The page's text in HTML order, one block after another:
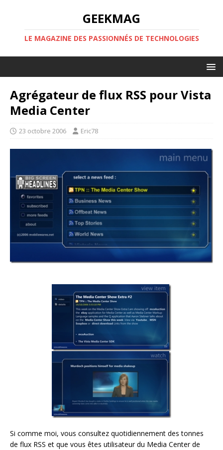
GEEKMAG
LE MAGAZINE DES PASSIONNÉS DE TECHNOLOGIES
Agrégateur de flux RSS pour Vista
Media Center
23 octobre 2006 Eric78
Si comme moi, vous consultez quotidiennement des tonnes
de flux RSS et que vous êtes utilisateur du Media Center de